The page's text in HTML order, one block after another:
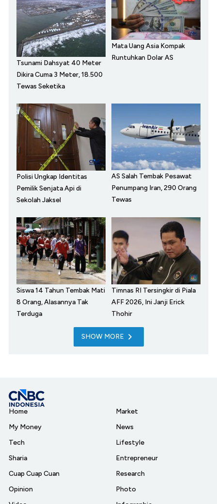
Tsunami Dahsyat 40 Meter
Dikira Cuma 3 Meter, 18.500
Tewas Seketika
Mata Uang Asia Kompak
Runtuhkan Dolar AS
Polisi Ungkap Identitas
Pemilik Senjata Api di
Sekolah Jaksel
AS Salah Tembak Pesawat
Penumpang Iran, 290 Orang
Tewas
Siswa 14 Tahun Tembak Mati
8 Orang, Alasannya Tak
Terduga
Timnas RI Tersingkir di Piala
AFF 2026, Ini Janji Erick
Thohir
SHOW MORE
Home
My Money
Tech
Sharia
Cuap Cuap Cuan
Opinion
Market
News
Lifestyle
Entrepreneur
Research
Photo